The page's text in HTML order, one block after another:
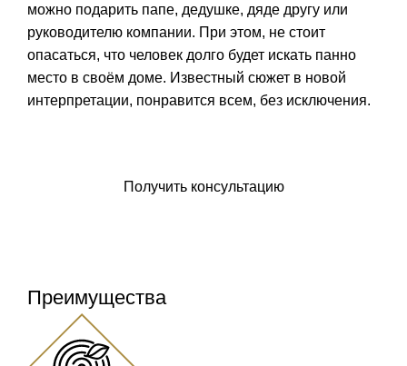
можно подарить папе, дедушке, дяде другу или
руководителю компании. При этом, не стоит
опасаться, что человек долго будет искать панно
место в своём доме. Известный сюжет в новой
интерпретации, понравится всем, без исключения.
Получить консультацию
Преимущества